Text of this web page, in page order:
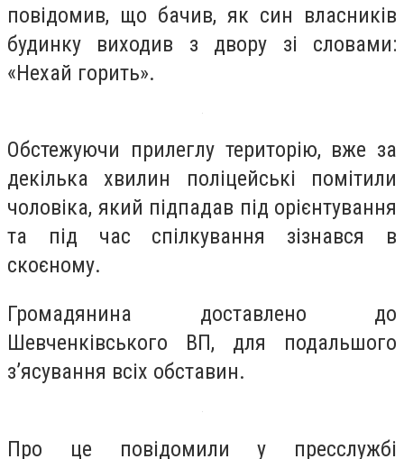
повідомив, що бачив, як син власників
будинку виходив з двору зі словами:
«Нехай горить».
Обстежуючи прилеглу територію, вже за
декілька хвилин поліцейські помітили
чоловіка, який підпадав під орієнтування
та під час спілкування зізнався в
скоєному.
Громадянина доставлено до
Шевченківського ВП, для подальшого
з’ясування всіх обставин.
Про це повідомили у пресслужбі